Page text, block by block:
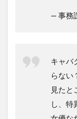
— 事務
キャバ
らない
見たと
し、特